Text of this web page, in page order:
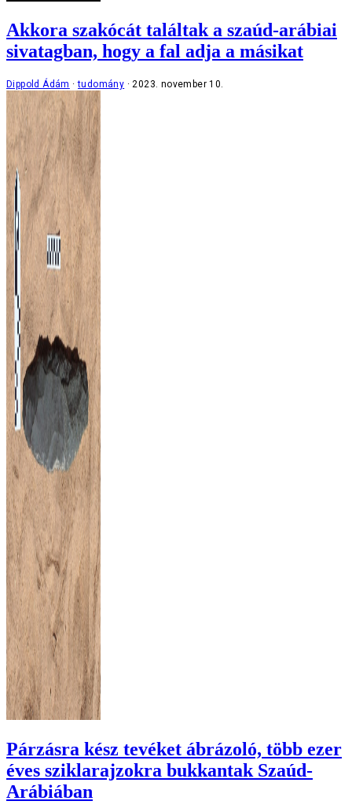
Akkora szakócát találtak a szaúd-arábiai
sivatagban, hogy a fal adja a másikat
Dippold Ádám tudomány 2023. november 10.
Párzásra kész tevéket ábrázoló, több ezer
éves sziklarajzokra bukkantak Szaúd-
Arábiában